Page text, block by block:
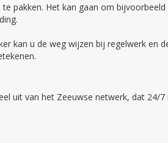
pakken. Het kan gaan om
kan u de weg wijzen bij regelwerk en
uit van het Zeeuwse netwerk, dat 24/